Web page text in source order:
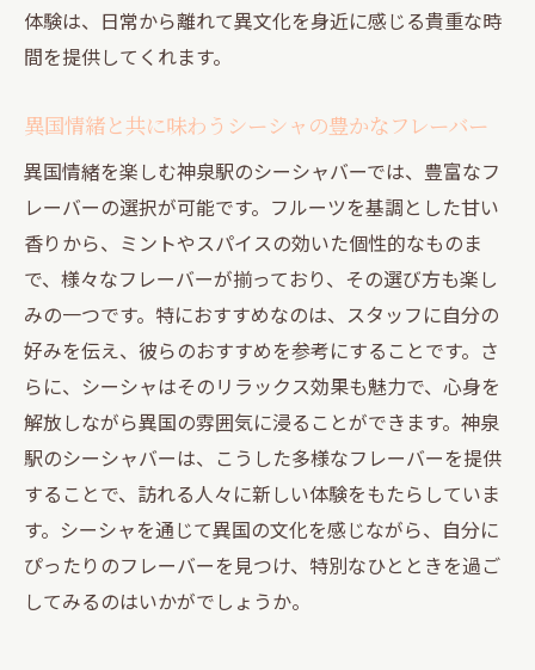
体験は、日常から離れて異文化を身近に感じる貴重な時
間を提供してくれます。
異国情緒と共に味わうシーシャの豊かなフレーバー
異国情緒を楽しむ神泉駅のシーシャバーでは、豊富なフ
レーバーの選択が可能です。フルーツを基調とした甘い
香りから、ミントやスパイスの効いた個性的なものま
で、様々なフレーバーが揃っており、その選び方も楽し
みの一つです。特におすすめなのは、スタッフに自分の
好みを伝え、彼らのおすすめを参考にすることです。さ
らに、シーシャはそのリラックス効果も魅力で、心身を
解放しながら異国の雰囲気に浸ることができます。神泉
駅のシーシャバーは、こうした多様なフレーバーを提供
することで、訪れる人々に新しい体験をもたらしていま
す。シーシャを通じて異国の文化を感じながら、自分に
ぴったりのフレーバーを見つけ、特別なひとときを過ご
してみるのはいかがでしょうか。